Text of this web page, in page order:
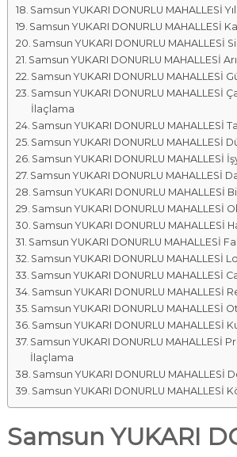
Samsun YUKARI DONURLU MAHALLESİ
Samsun YUKARI DONURLU MAHALLESİ
Samsun YUKARI DONURLU MAHALLESİ
Samsun YUKARI DONURLU MAHALLESİ
Samsun YUKARI DONURLU MAHALLESİ
Samsun YUKARI DONURLU MAHALLESİ
İlaçlama
Samsun YUKARI DONURLU MAHALLESİ
Samsun YUKARI DONURLU MAHALLESİ
Samsun YUKARI DONURLU MAHALLESİ
Samsun YUKARI DONURLU MAHALLESİ
Samsun YUKARI DONURLU MAHALLESİ
Samsun YUKARI DONURLU MAHALLESİ
Samsun YUKARI DONURLU MAHALLESİ
Samsun YUKARI DONURLU MAHALLESİ
Samsun YUKARI DONURLU MAHALLESİ
Samsun YUKARI DONURLU MAHALLESİ
Samsun YUKARI DONURLU MAHALLESİ
Samsun YUKARI DONURLU MAHALLESİ
Samsun YUKARI DONURLU MAHALLESİ
Samsun YUKARI DONURLU MAHALLESİ
İlaçlama
Samsun YUKARI DONURLU MAHALLESİ
Samsun YUKARI DONURLU MAHALLESİ
Samsun YUKARI